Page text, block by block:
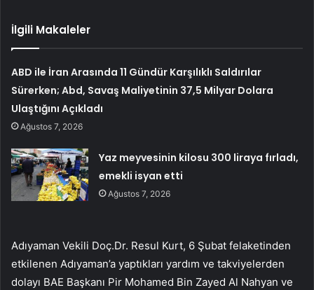
İlgili Makaleler
ABD ile İran Arasında 11 Gündür Karşılıklı Saldırılar
Sürerken; Abd, Savaş Maliyetinin 37,5 Milyar Dolara
Ulaştığını Açıkladı
Ağustos 7, 2026
Yaz meyvesinin kilosu 300 liraya fırladı,
emekli isyan etti
Ağustos 7, 2026
Adıyaman Vekili Doç.Dr. Resul Kurt, 6 Şubat felaketinden
etkilenen Adıyaman’a yaptıkları yardım ve takviyelerden
dolayı BAE Başkanı Pir Mohamed Bin Zayed Al Nahyan ve